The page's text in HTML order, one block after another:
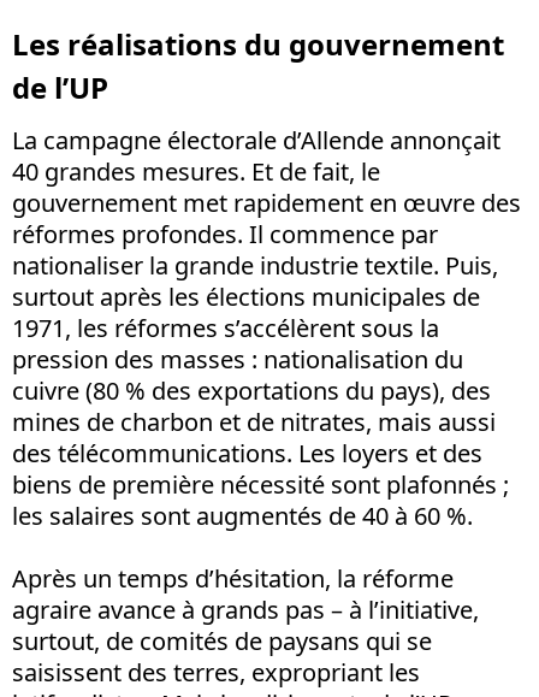
Les réalisations du gouvernement
de l’UP
La campagne électorale d’Allende annonçait
40 grandes mesures. Et de fait, le
gouvernement met rapidement en œuvre des
réformes profondes. Il commence par
nationaliser la grande industrie textile. Puis,
surtout après les élections municipales de
1971, les réformes s’accélèrent sous la
pression des masses : nationalisation du
cuivre (80 % des exportations du pays), des
mines de charbon et de nitrates, mais aussi
des télécommunications. Les loyers et des
biens de première nécessité sont plafonnés ;
les salaires sont augmentés de 40 à 60 %.
Après un temps d’hésitation, la réforme
agraire avance à grands pas – à l’initiative,
surtout, de comités de paysans qui se
saisissent des terres, expropriant les